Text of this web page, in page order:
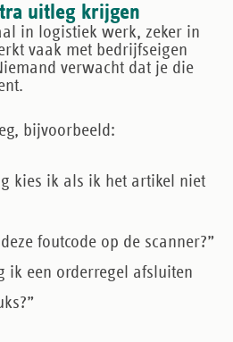
uitleg krijgen
in logistiek werk, zeker in
vaak met bedrijfseigen
verwacht dat je die
bijvoorbeeld:
kies ik als ik het artikel niet
foutcode op de scanner?”
ik een orderregel afsluiten